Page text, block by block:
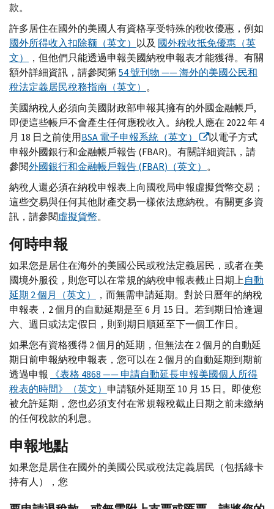
款。
許多居住在國外的美國人有資格享受特殊的稅收優惠，例如
國外所得收入扣除额（英文） 以及 國外稅收抵免優惠（英
文）
，但他們只能透過申報美國納稅申報表才能獲得。有關
額外詳細資訊，請參閱第54 號刊物 —— 海外的美國公民和
稅法定義居民稅務指南（英文） 。
美國納稅人必須向美國財政部申報其擁有的外國金融帳戶,
即便這些帳戶不會產生任何應稅收入。納稅人應在 2022 年 4
月 18 日之前使用BSA電子申報系統（英文）
以電子方式
申報外國銀行和金融帳戶報告 (FBAR)。有關詳細資訊，請
參閱外國銀行和金融帳戶報告 (FBAR)（英文） 。
納稅人還必須在納稅申報表上向國稅局申報虛擬貨幣交易；
這些交易與任何其他財產交易一樣依法應納稅。有關更多資
訊，請參閱虛擬貨幣。
何時申報
如果您是居住在海外的美國公民或稅法定義居民，或者在美
國境外服役，則您可以在常規的納稅申報表截止日期上自動
延期 2 個月（英文）
，而無需申請延期。對於日曆年的納稅
申報表，2 個月的自動延期是至 6 月 15 日。若到期日恰逢週
六、週日或法定假日，則到期日順延至下一個工作日。
如果您有資格獲得 2 個月的延期，但無法在 2 個月的自動延
期日前申報納稅申報表，您可以在 2 個月的自動延期到期前
透過申報
《表格 4868 —— 申請自動延長申報美國個人所得
稅表的時間》（英文） 申請額外延期至 10 月 15 日。即使您
被允許延期，您也必須支付在常規報稅截止日期之前未繳納
的任何稅款的利息。
申報地點
如果您是居住在國外的美國公民或稅法定義居民（包括綠卡
持有人），您